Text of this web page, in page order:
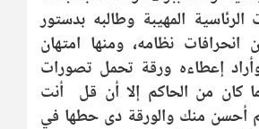
المهيبة وطالبه بدستور
نظامه، ومنها امتهان
إعطاءه ورقة تحمل تصورات
كان من الحاكم إلا أن قل أنت
أحسن منك والورقة دى حطها في